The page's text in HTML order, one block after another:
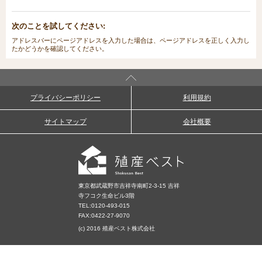
次のことを試してください:
アドレスバーにページアドレスを入力した場合は、ページアドレスを正しく入力し
たかどうかを確認してください。
プライバシーポリシー 利用規約
サイトマップ 会社概要
東京都武蔵野市吉祥寺南町2-3-15 吉祥
寺フコク生命ビル3階
TEL:0120-493-015
FAX:0422-27-9070
(c) 2016 殖産ベスト株式会社